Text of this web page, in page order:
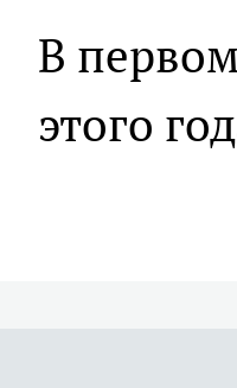
В
этого